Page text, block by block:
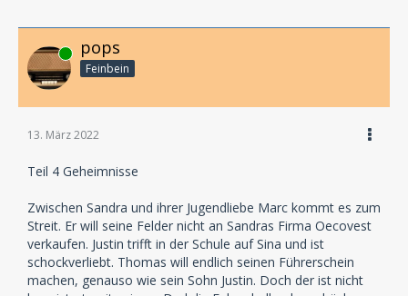
Online pops
Feinbein
13. März 2022
Teil 4 Geheimnisse
Zwischen Sandra und ihrer Jugendliebe Marc kommt es zum
Streit. Er will seine Felder nicht an Sandras Firma Oecovest
verkaufen. Justin trifft in der Schule auf Sina und ist
schockverliebt. Thomas will endlich seinen Führerschein
machen, genauso wie sein Sohn Justin. Doch der ist nicht